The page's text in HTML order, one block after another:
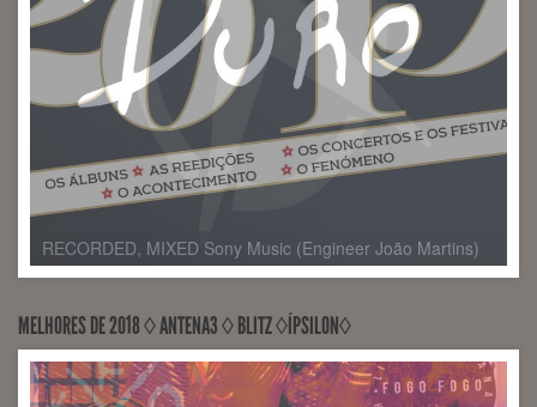
MELHORES DE 2018 ◊ ANTENA3 ◊ BLITZ ◊ÍPSILON◊